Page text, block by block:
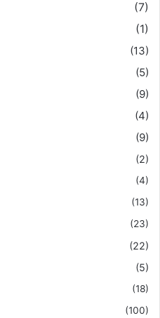
(7)
(1)
(13)
(5)
(9)
(4)
(9)
(2)
(4)
(13)
(23)
(22)
(5)
(18)
(100)